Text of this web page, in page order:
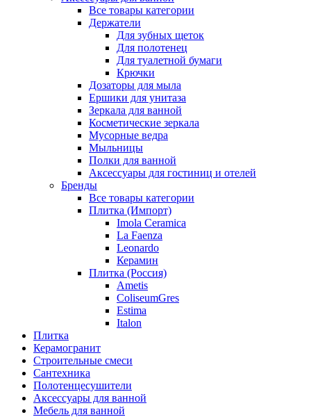
Все товары категории
Держатели
Для зубных щеток
Для полотенец
Для туалетной бумаги
Крючки
Дозаторы для мыла
Ершики для унитаза
Зеркала для ванной
Косметические зеркала
Мусорные ведра
Мыльницы
Полки для ванной
Аксессуары для гостиниц и отелей
Бренды
Все товары категории
Плитка (Импорт)
Imola Ceramica
La Faenza
Leonardo
Керамин
Плитка (Россия)
Ametis
ColiseumGres
Estima
Italon
Плитка
Керамогранит
Строительные смеси
Сантехника
Полотенцесушители
Аксессуары для ванной
Мебель для ванной